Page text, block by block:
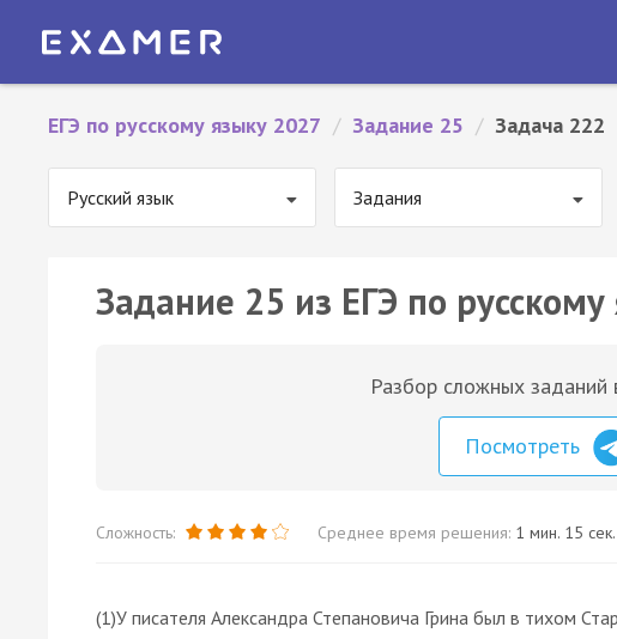
ЕГЭ по русскому языку 2027 / Задание 25 / Задача 222
Русский язык Задания
Задание 25 из ЕГЭ по
Разбор сложных заданий
Посмотреть
Сложность: Среднее время решения: 1 мин. 15 сек.
(1)У писателя Александра Степановича Грина был в тихом